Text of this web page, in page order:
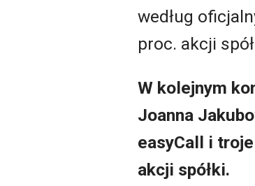
według
proc. akcji
W kolejnym
Joanna
easyCall i
akcji spółki.